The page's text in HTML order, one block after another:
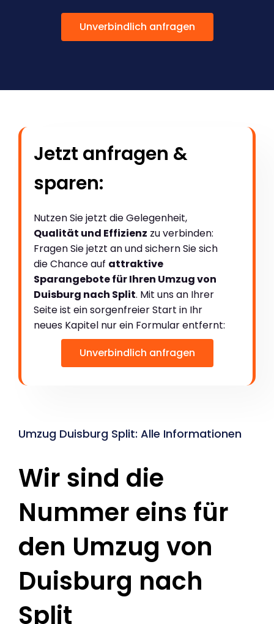
Unverbindlich anfragen
Jetzt anfragen &
sparen:
Nutzen Sie jetzt die Gelegenheit,
Qualität und Effizienz zu verbinden:
Fragen Sie jetzt an und sichern Sie sich
die Chance auf attraktive
Sparangebote für Ihren Umzug von
Duisburg nach Split. Mit uns an Ihrer
Seite ist ein sorgenfreier Start in Ihr
neues Kapitel nur ein Formular entfernt:
Unverbindlich anfragen
Umzug Duisburg Split: Alle Informationen
Wir sind die
Nummer eins für
den Umzug von
Duisburg nach
Split